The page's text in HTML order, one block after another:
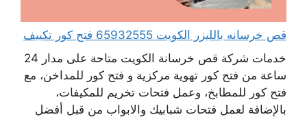
قص خرسانه بالليزر الكويت 65932555 فتح كور تكييف
خدمات شركة قص خرسانة الكويت متاحة على مدار 24
ساعة من فتح كور تهوية مركزية و فتح كور للمداخن، مع
فتح كور للمطابخ، وعمل فتحات تخريم للمكيفات،
بالإضافة لعمل فتحات شبابيك والابواب من قبل أفضل